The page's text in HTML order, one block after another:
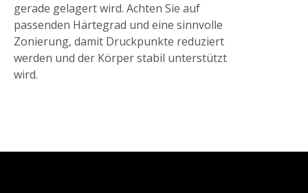
gerade gelagert wird. Achten Sie auf
passenden Härtegrad und eine sinnvolle
Zonierung, damit Druckpunkte reduziert
werden und der Körper stabil unterstützt
wird.